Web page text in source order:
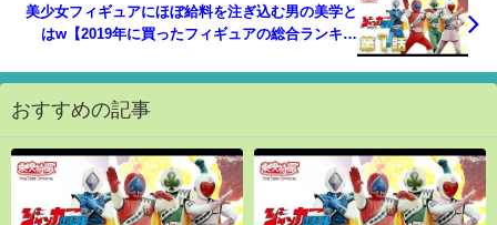
美少女フィギュアにほぼ給料を注ぎ込む男の美学と
はw【2019年に買ったフィギュアの総合ランキン
おすすめの記事